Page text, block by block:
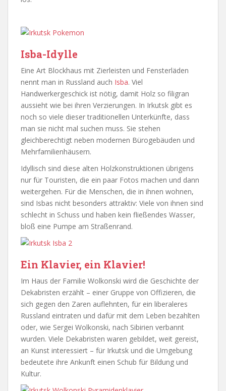
Isba-Idylle
Eine Art Blockhaus mit Zierleisten und Fensterläden
nennt man in Russland auch Isba. Viel
Handwerkergeschick ist nötig, damit Holz so filigran
aussieht wie bei ihren Verzierungen. In Irkutsk gibt es
noch so viele dieser traditionellen Unterkünfte, dass
man sie nicht mal suchen muss. Sie stehen
gleichberechtigt neben modernen Bürogebäuden und
Mehrfamilienhäusern.
Idyllisch sind diese alten Holzkonstruktionen übrigens
nur für Touristen, die ein paar Fotos machen und dann
weitergehen. Für die Menschen, die in ihnen wohnen,
sind Isbas nicht besonders attraktiv: Viele von ihnen sind
schlecht in Schuss und haben kein fließendes Wasser,
bloß eine Pumpe am Straßenrand.
Ein Klavier, ein Klavier!
Im Haus der Familie Wolkonski wird die Geschichte der
Dekabristen erzählt – einer Gruppe von Offizieren, die
sich gegen den Zaren auflehnten, für ein liberaleres
Russland eintraten und dafür mit dem Leben bezahlten
oder, wie Sergei Wolkonski, nach Sibirien verbannt
wurden. Viele Dekabristen waren gebildet, weit gereist,
an Kunst interessiert – für Irkutsk und die Umgebung
bedeutete ihre Ankunft einen Schub für Bildung und
Kultur.